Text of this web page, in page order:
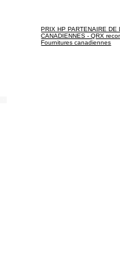
PRIX HP PARTENAIRE DE
CANADIENNES - QRX
Fournitures canadiennes